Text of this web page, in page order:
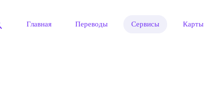
Главная Переводы Сервисы Карты